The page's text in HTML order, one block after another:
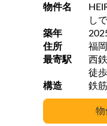
物件名
し
築年
住所
福
最寄駅
西
構造
鉄